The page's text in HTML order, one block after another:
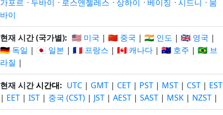
가포르 · 두바이 · 로스앤젤레스 · 상하이 · 베이징 · 시드니 · 뭄
바이
현재 시간 (국가별): 🇺🇸 미국 | 🇨🇳 중국 | 🇮🇳 인도 | 🇬🇧 영국 |
🇩🇪 독일 | 🇯🇵 일본 | 🇫🇷 프랑스 | 🇨🇦 캐나다 | 🇦🇺 호주 | 🇧🇷 브
라질 |
현재 시간시간대: UTC | GMT | CET | PST | MST | CST | EST
| EET | IST | 중국 (CST) | JST | AEST | SAST | MSK | NZST |